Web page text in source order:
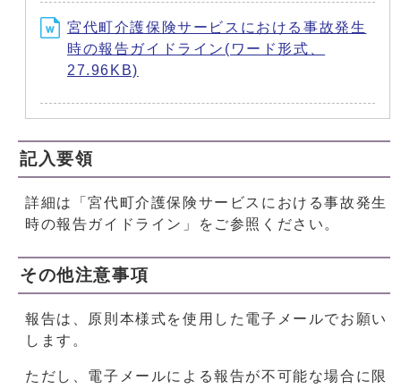
宮代町介護保険サービスにおける事故発生
時の報告ガイドライン(ワード形式、
27.96KB)
記入要領
詳細は「宮代町介護保険サービスにおける事故発生
時の報告ガイドライン」をご参照ください。
その他注意事項
報告は、原則本様式を使用した電子メールでお願い
します。
ただし、電子メールによる報告が不可能な場合に限